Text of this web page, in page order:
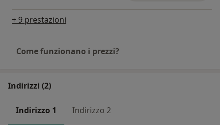
+ 9 prestazioni
Come funzionano i prezzi?
Indirizzi (2)
Indirizzo 1 Indirizzo 2